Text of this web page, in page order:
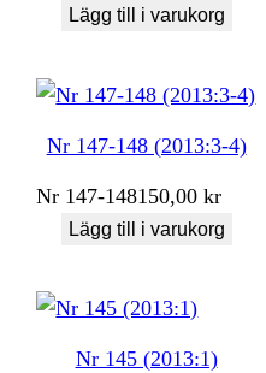
Lägg till i varukorg
Nr 147-148 (2013:3-4)
Nr 147-148150,00kr
Lägg till i varukorg
Nr 145 (2013:1)